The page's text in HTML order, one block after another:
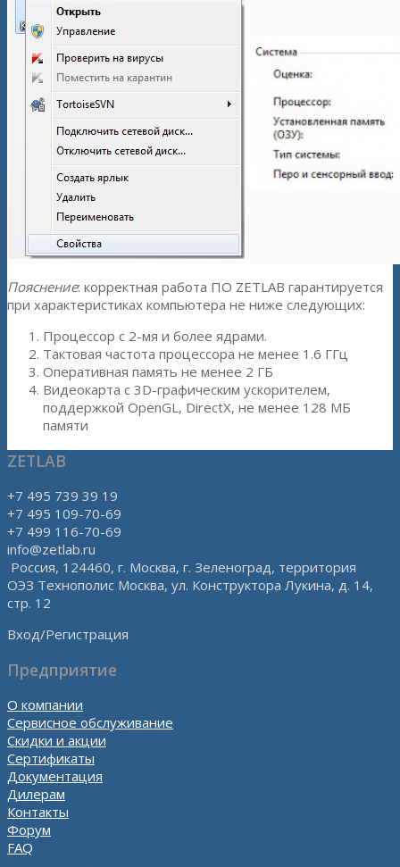
Пояснение: корректная работа ПО ZETLAB гарантируется
при характеристиках компьютера не ниже следующих:
Процессор с 2-мя и более ядрами.
Тактовая частота процессора не менее 1.6 ГГц
Оперативная память не менее 2 ГБ
Видеокарта с 3D-графическим ускорителем,
поддержкой OpenGL, DirectX, не менее 128 МБ
памяти
ZETLAB
+7 495 739 39 19
+7 495 109-70-69
+7 499 116-70-69
info@zetlab.ru
Россия, 124460, г. Москва, г. Зеленоград, территория
ОЭЗ Технополис Москва, ул. Конструктора Лукина, д. 14,
стр. 12
Вход/Регистрация
Предприятие
О компании
Сервисное обслуживание
Скидки и акции
Сертификаты
Документация
Дилерам
Контакты
Форум
FAQ